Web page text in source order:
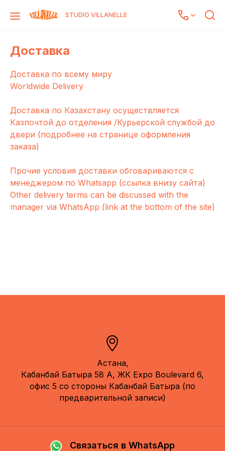
STUDIO VILLANELLE
Доставка
Доставка по всему миру
Worldwide Delivery
Доставка по Казахстану осуществляется
Казпочтой до отделения /Курьерской службой до
двери (подробнее на странице оформления
заказа)
Прочие условия доставки обговариваются с
менеджером по Whatsapp (ссылка внизу сайта)
Other delivery terms can be discussed with the
manager via WhatsApp (link at the bottom of the site)
Астана,
Кабанбай Батыра 58 А, ЖК Expo Boulevard 6,
офис 5 со стороны Кабанбай Батыра (по
предварительной записи)
Связаться в WhatsApp